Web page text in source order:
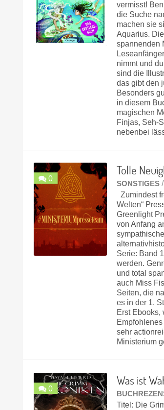
vermisst!
die Suche
machen sie
Aquarius.
spannenden
nimmt und
sind die
das gibt den
Besonders
in diesem
magischen
Finjas, Seh-
nebenbei
0
Tolle
SONSTIGES
Zumindest
Welten“
Greenlight
von Anfang
Serie: Band
werden.
und total
auch Miss
Seiten, die
es in der 1.
Erst Ebooks,
sehr
Ministerium
0
Was ist
Titel: Die